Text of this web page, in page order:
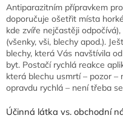
Antiparazitním přípravkem
doporučuje ošetřit místa
kde zvíře nejčastěji
(všenky, vši, blechy apod.).
blechy, která Vás navštívila
byt. Postačí rychlá reakce
která blechu usmrtí – pozor –
opravdu rychlá – není třeba
Účinná látka vs. obchodní